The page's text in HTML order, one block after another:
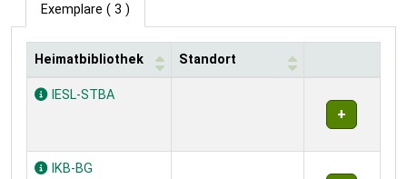
Exemplare ( 3 )
Exemplare
Heimatbibliothek Standort
IESL-STBA
IKB-BG